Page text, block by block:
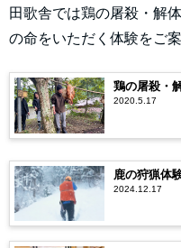
田歌舎では鶏の屠殺・解
の命をいただく体験をご
鶏の屠殺・
2020.5.17
鹿の狩猟体
2024.12.17